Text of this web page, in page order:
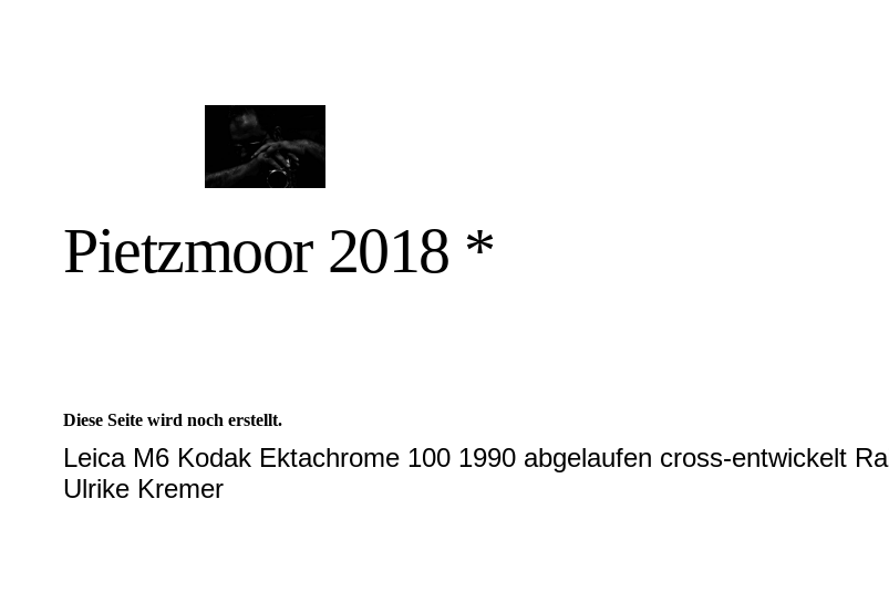
Pietzmoor 2018 *
Diese Seite wird noch erstellt.
Leica M6 Kodak Ektachrome 100 1990 abgelaufen cross-entwickelt
Ulrike Kremer